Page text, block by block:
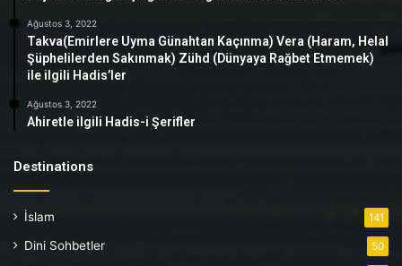
Ağustos 3, 2022
Takva(Emirlere Uyma Günahtan Kaçınma) Vera (Haram, Helal
Şüphelilerden Sakınmak) Zühd (Dünyaya Rağbet Etmemek)
ile ilgili Hadis’ler
Ağustos 3, 2022
Ahiretle ilgili Hadis-i Şerifler
Destinations
İslam 141
Dini Sohbetler 50